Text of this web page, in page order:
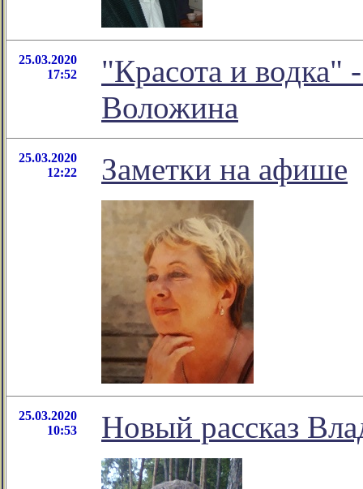
25.03.2020
17:52
"Красота и водка"
Воложина
25.03.2020
12:22
Заметки на афише
25.03.2020
10:53
Новый рассказ